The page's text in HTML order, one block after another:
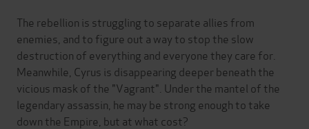
The rebellion is struggling to separate allies from
enemies, and to figure out a way to stop the slow
destruction of everything and everyone they care for.
Meanwhile, Cyrus is disappearing deeper beneath the
vicious mask of the "Vagrant". Under the mantel of the
legendary assassin, he may be strong enough to take
down the Empire, but at what cost?